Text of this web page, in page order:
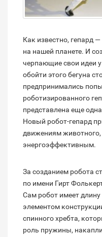
Как известно, гепард
на нашей планете. И
черпающие свои идеи
обойти этого бегуна
предпринимались
роботизированного
представлена еще
Новый робот-гепард
движениям животного,
энергоэффективным.
За созданием робота
по имени Гирт
Сам робот имеет
элементом
спинного хребта,
роль пружины,